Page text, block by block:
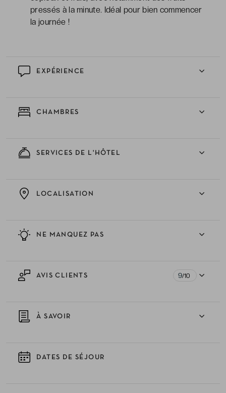
pressés à la minute. Idéal pour bien commencer
la journée !
EXPÉRIENCE
CHAMBRES
SERVICES DE L'HÔTEL
NE MANQUEZ PAS
LOCALISATION
AVIS CLIENTS 9/10
À SAVOIR
DATES DE SÉJOUR